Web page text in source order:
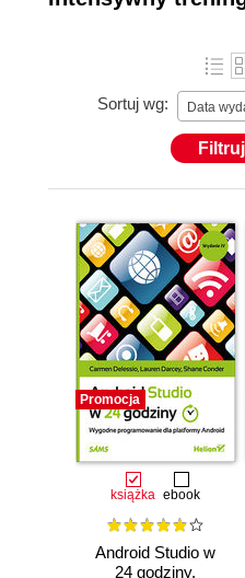
Sortuj wg: Data
Promocja
książka ebook
Android Studio w
24 godziny.